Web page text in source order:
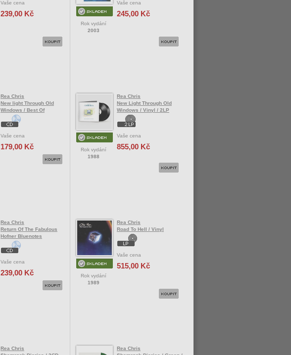
Vaše cena
239,00 Kč
Rok vydání
2003
Vaše cena
245,00 Kč
Rea Chris
New light Through Old
Windows / Best Of
Vaše cena
179,00 Kč
Rok vydání
1988
Rea Chris
New Light Through Old
Windows / Vinyl / 2LP
Vaše cena
855,00 Kč
Rea Chris
Return Of The Fabulous
Hofner Bluenotes
Vaše cena
239,00 Kč
Rok vydání
1989
Rea Chris
Road To Hell / Vinyl
Vaše cena
515,00 Kč
Rea Chris
Rea Chris